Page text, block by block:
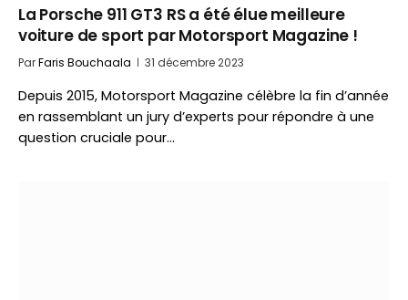
La Porsche 911 GT3 RS a été élue meilleure
voiture de sport par Motorsport Magazine !
ParFaris Bouchaala 31 décembre 2023
Depuis 2015, Motorsport Magazine célèbre la fin d’année
en rassemblant un jury d’experts pour répondre à une
question cruciale pour…